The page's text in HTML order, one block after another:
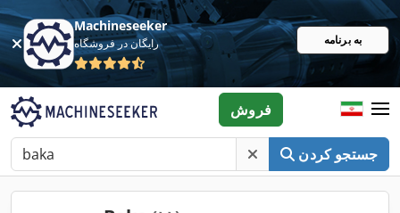
Machineseeker
رایگان در فروشگاه به برنامه
جستجو کردن
فروش